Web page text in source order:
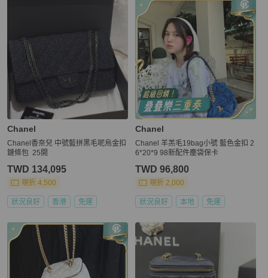
Chanel
Chanel香奈兒 中號藍拼黑毛呢烏金扣
鏈條包 25開
TWD 134,095
現折 4,500
狀況良好 香港 免運
Chanel
Chanel 羊羔毛19bag小號 藍色金扣 2
6*20*9 98新配件塵袋保卡
TWD 96,800
現折 2,000
狀況良好 本地 免運